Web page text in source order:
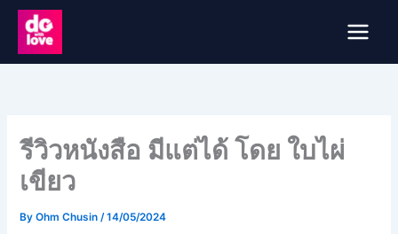
Skip
content
รีวิวหนังสือ มีแต่ได้ โดย ใบไผ่
เขียว
ByOhm Chusin/14/05/2024